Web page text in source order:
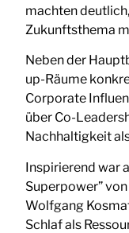
machten
Zukunftsthema
Neben der
up-Räume
Corporate
über Co-
Nachhaltigkeit
Inspirierend war
Superpower”
Wolfgang
Schlaf als